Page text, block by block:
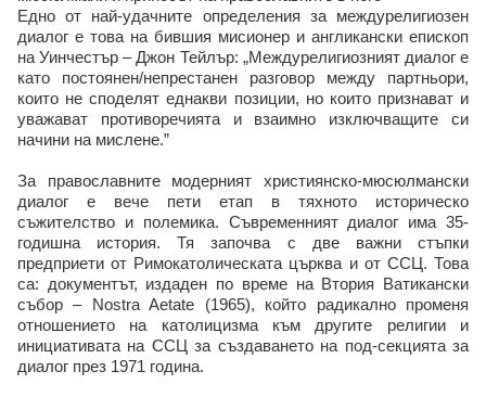
Едно от най-удачните определения за междурелигиозен
диалог е това на бившия мисионер и англикански епископ
на Уинчестър – Джон Тейлър: „Междурелигиозният диалог е
като постоянен/непрестанен разговор между партньори,
които не споделят еднакви позиции, но които признават и
уважават противоречията и взаимно изключващите си
начини на мислене.”
За православните модерният християнско-мюсюлмански
диалог е вече пети етап в тяхното историческо
съжителство и полемика. Съвременният диалог има 35-
годишна история. Тя започва с две важни стъпки
предприети от Римокатолическата църква и от ССЦ. Това
са: документът, издаден по време на Втория Ватикански
събор – Nostra Aetate (1965), който радикално променя
отношението на католицизма към другите религии и
инициативата на ССЦ за създаването на под-секцията за
диалог през 1971 година.